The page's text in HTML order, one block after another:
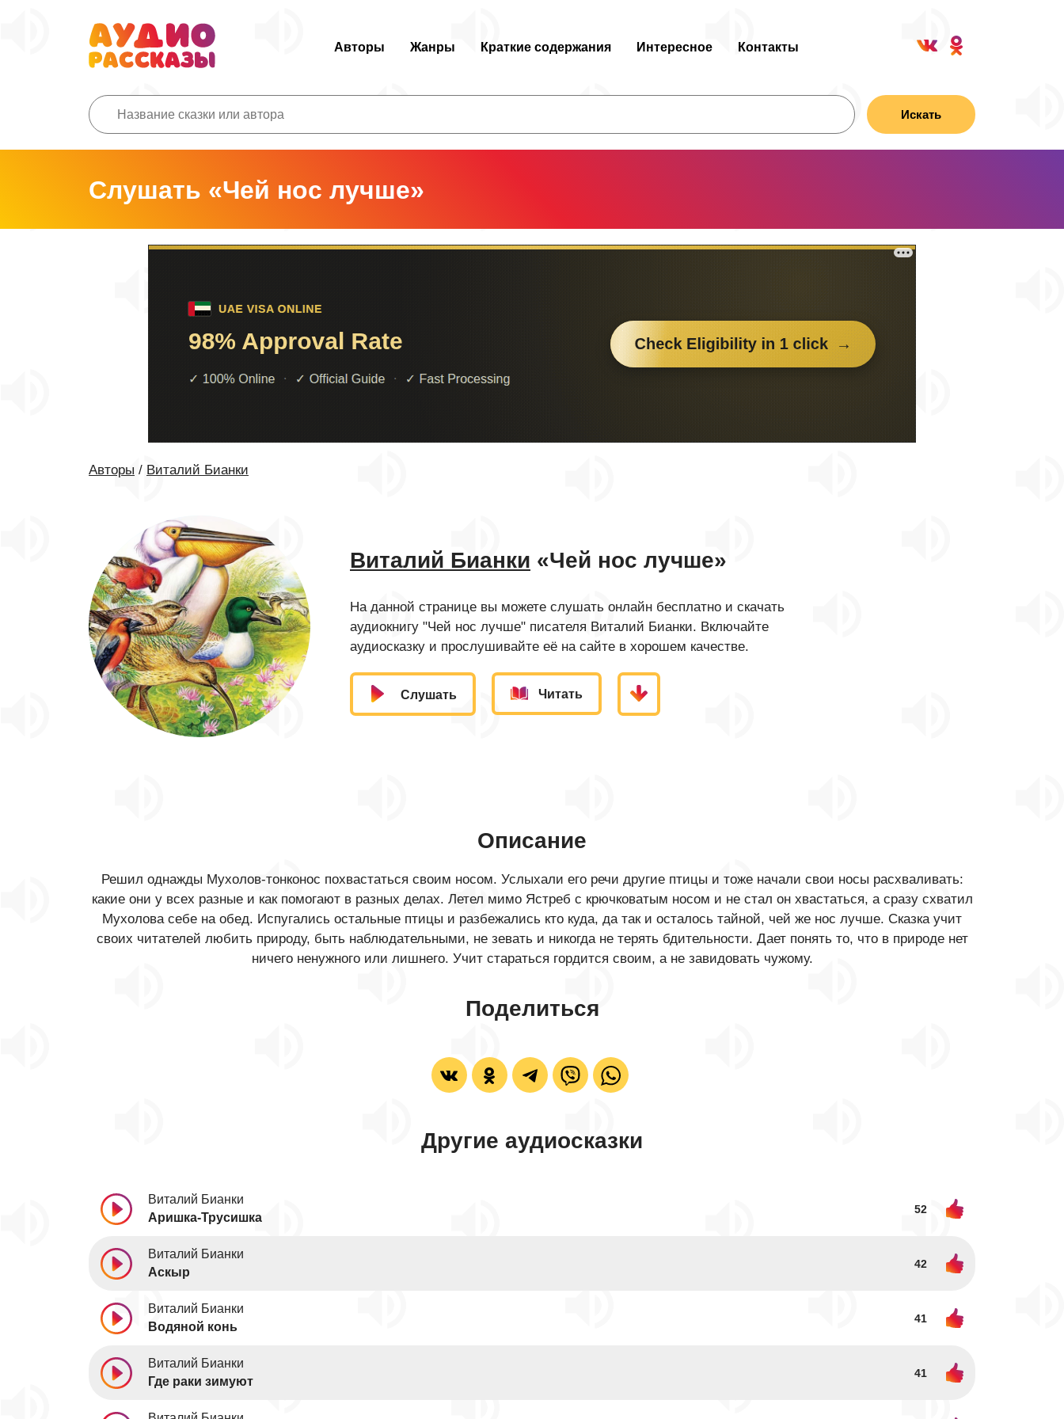
Авторы Жанры Краткие содержания Интересное Контакты
Искать
Слушать «Чей нос лучше»
Авторы / Виталий Бианки
Виталий Бианки «Чей нос лучше»
На данной странице вы можете слушать онлайн бесплатно и скачать
аудиокнигу "Чей нос лучше" писателя Виталий Бианки. Включайте
аудиосказку и прослушивайте её на сайте в хорошем качестве.
Слушать Читать
Описание
Решил однажды Мухолов-тонконос похвастаться своим носом. Услыхали его речи другие птицы и тоже начали свои носы расхваливать:
какие они у всех разные и как помогают в разных делах. Летел мимо Ястреб с крючковатым носом и не стал он хвастаться, а сразу схватил
Мухолова себе на обед. Испугались остальные птицы и разбежались кто куда, да так и осталось тайной, чей же нос лучше. Сказка учит
своих читателей любить природу, быть наблюдательными, не зевать и никогда не терять бдительности. Дает понять то, что в природе нет
ничего ненужного или лишнего. Учит стараться гордится своим, а не завидовать чужому.
Поделиться
Другие аудиосказки
Виталий Бианки
Аришка-Трусишка
52
Виталий Бианки
Аскыр
42
Виталий Бианки
Водяной конь
41
Виталий Бианки
Где раки зимуют
41